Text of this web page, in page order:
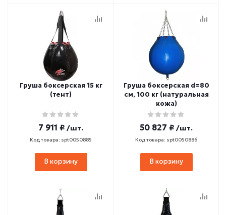
Груша боксерская 15 кг
(тент)
7 911 ₽ /шт.
Код товара: spt0050885
В корзину
Груша боксерская d=80
см, 100 кг (натуральная
кожа)
50 827 ₽ /шт.
Код товара: spt0050886
В корзину